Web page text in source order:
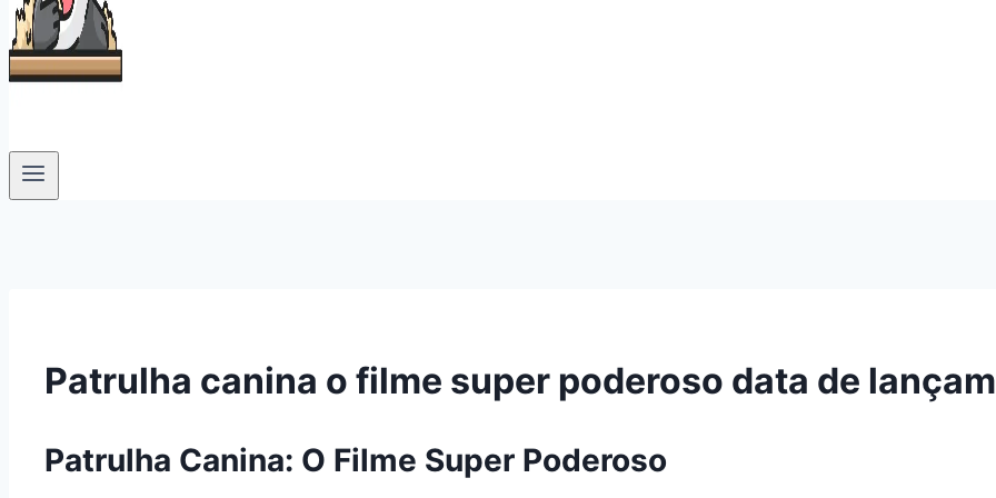
Patrulha canina o filme super poderoso data de
Patrulha Canina: O Filme Super Poderoso